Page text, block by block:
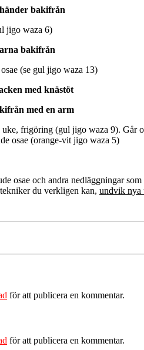
bakifrån
jigo waza 6)
bakifrån
(se gul jigo waza 13)
med knästöt
med en arm
frigöring (gul jigo waza 9). Går
osae (orange-vit jigo waza 5)
osae och andra nedläggningar
du verkligen kan, undvik nya
för att publicera en kommentar.
för att publicera en kommentar.